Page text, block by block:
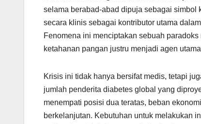
selama berabad-abad dipuja sebagai simbol
secara klinis sebagai kontributor utama
Fenomena ini menciptakan sebuah
ketahanan pangan justru menjadi agen
Krisis ini tidak hanya bersifat medis, tetapi
jumlah penderita diabetes global yang
menempati posisi dua teratas, beban
berkelanjutan. Kebutuhan untuk melakukan